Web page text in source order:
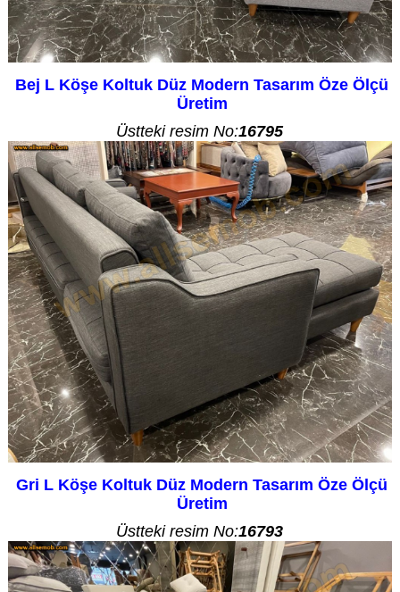
Bej L Köşe Koltuk Düz Modern Tasarım Öze Ölçü
Üretim
Üstteki resim No:16795
Gri L Köşe Koltuk Düz Modern Tasarım Öze Ölçü
Üretim
Üstteki resim No:16793